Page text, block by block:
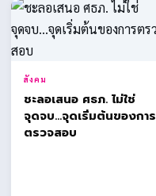
สังคม
ชะลอเสนอ ศธภ. ไม่ใช่
จุดจบ...จุดเริ่มต้นของการ
ตรวจสอบ